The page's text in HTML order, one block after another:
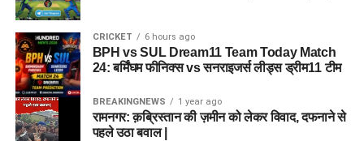
CRICKET 6 hours ago
BPH vs SUL Dream11 Team Today Match
24: बर्मिंघम फीनिक्स vs सनराइजर्स लीड्स ड्रीम11 टीम
BREAKINGNEWS 1 year ago
रामनगर: क़ब्रिस्तान की ज़मीन को लेकर विवाद, दफनाने से
पहले उठा बवाल |